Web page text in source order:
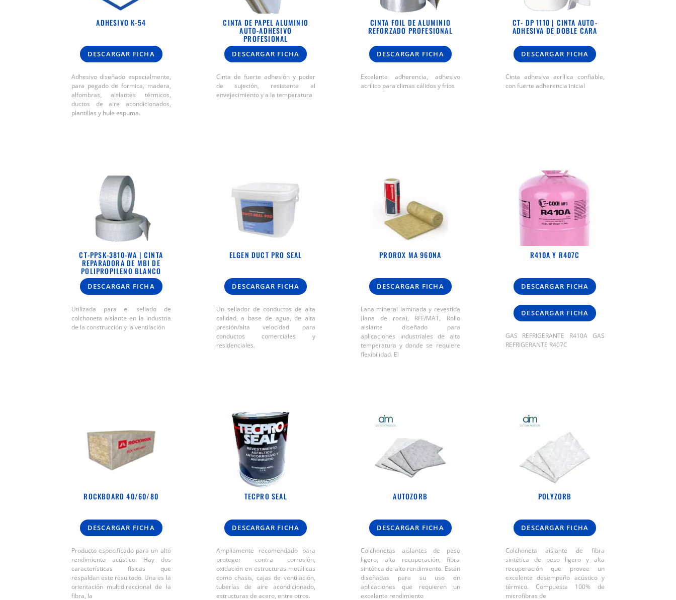
ADHESIVO K-54
DESCARGAR FICHA
Adhesivo diseñado especialmente,
para pegado de formica, madera,
alfombras, aislantes térmicos,
ductos de aire acondicionados,
plantillas y hule espuma.
CINTA DE PAPEL ALUMINIO
AUTO-ADHESIVO
PROFESIONAL
DESCARGAR FICHA
Cinta de fuerte adhesión y poder
de sujeción, resistente al
envejecimiento y a la temperatura
CINTA FOIL DE ALUMINIO
REFORZADO PROFESIONAL
DESCARGAR FICHA
Excelente adherencia, adhesivo
acrílico para climas cálidos y fríos
CT- DP 1110 | CINTA AUTO-
ADHESIVA DE DOBLE CARA
DESCARGAR FICHA
Cinta adhesiva acrílica confiable,
con fuerte adherencia inicial
CT-PPSK-3810-WA | CINTA
REPARADORA DE MBI DE
POLIPROPILENO BLANCO
DESCARGAR FICHA
Utilizada para el sellado de
colchoneta aislante en la industria
de la construcción y la ventilación
ELGEN DUCT PRO SEAL
DESCARGAR FICHA
Un sellador de conductos de alta
calidad, a base de agua, de alta
presión/alta velocidad para
conductos comerciales y
residenciales.
PROROX MA 960NA
DESCARGAR FICHA
Lana mineral laminada y revestida
(lana de roca), RFF/MAT, Rollo
aislante diseñado para
aplicaciones industriales de alta
temperatura y donde se requiere
flexibilidad. El
R410A Y R407C
DESCARGAR FICHA
DESCARGAR FICHA
GAS REFRIGERANTE R410A GAS
REFRIGERANTE R407C
ROCKBOARD 40/60/80
DESCARGAR FICHA
Producto especificado para un alto
rendimiento acústico. Hay dos
características físicas que
respaldan este resultado. Una es la
orientación multidireccional de la
fibra, la
TECPRO SEAL
DESCARGAR FICHA
Ampliamente recomendado para
proteger contra corrosión,
oxidación en estructuras metálicas
como chasis, cajas de ventilación,
tuberías de aire acondicionado,
estructuras de acero, entre otros.
AUTOZORB
DESCARGAR FICHA
Colchonetas aislantes de peso
ligero, alta recuperación, fibra
sintética de alto rendimiento. Están
diseñadas para su uso en
aplicaciones que requieren un
excelente rendimiento
POLYZORB
DESCARGAR FICHA
Colchoneta aislante de fibra
sintética de peso ligero y alta
recuperación que provee un
excelente desempeño acústico y
térmico. Compuesta 100% de
microfibras de